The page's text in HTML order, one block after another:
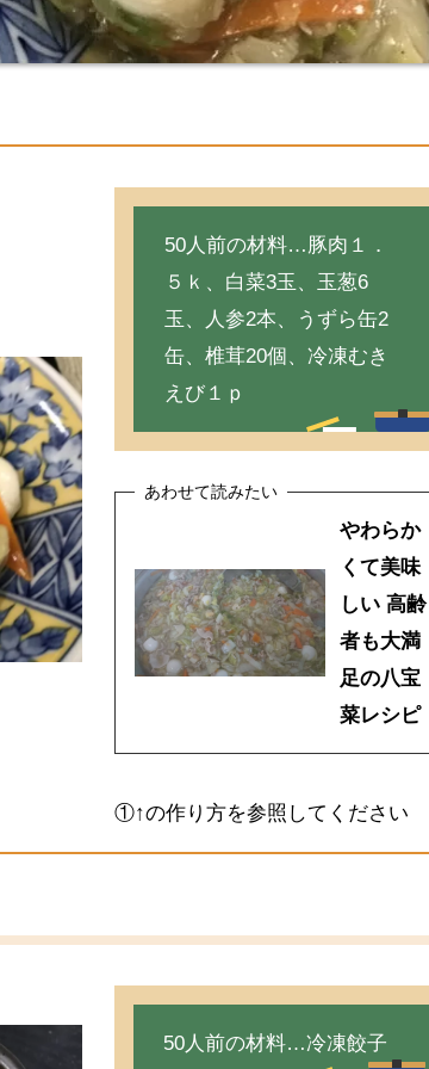
50人前の材料…豚肉１．
５ｋ、白菜3玉、玉葱6
玉、人参2本、うずら缶2
缶、椎茸20個、冷凍むき
えび１ｐ
やわらか
くて美味
しい 高齢
者も大満
足の八宝
菜レシピ
①↑の作り方を参照してください
50人前の材料…冷凍餃子